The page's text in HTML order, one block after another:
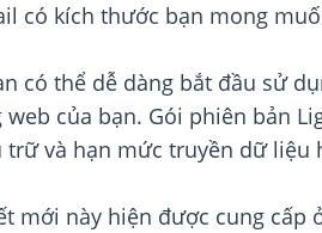
có kích thước bạn mong
có thể dễ dàng bắt đầu sử
của bạn. Gói phiên bản
và hạn mức truyền dữ liệu
mới này hiện được cung cấp